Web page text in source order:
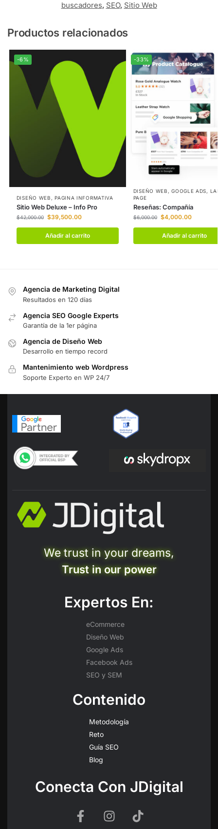
buscadores, SEO, Sitio Web
Productos relacionados
-6%
DISEÑO WEB ,PAGINA INFORMATIVA
Sitio Web Deluxe – Info Pro
$42,000.00 $39,500.00
Añadir al carrito
-33%
DISEÑO WEB ,GOOGLE ADS,
PAGE
Reseñas: Compañía
$6,000.00 $4,000.00
Añadir al carrito
Agencia de Marketing Digital
Resultados en 120 días
Agencia SEO Google Experts
Garantía de la 1er página
Agencia de Diseño Web
Desarrollo en tiempo record
Mantenimiento web Wordpress
Soporte Experto en WP 24/7
We trust in your dreams,
Trust in our power
Expertos En:
eCommerce
Diseño Web
Google Ads
Facebook Ads
SEO y SEM
Contenido
Metodología
Reto
Guía SEO
Blog
Conecta Con JDigital